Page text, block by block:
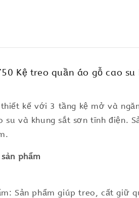
Kệ treo quần áo gỗ cao
kế với 3 tầng kệ mở và
và khung sắt sơn tĩnh điện.
phẩm
Sản phẩm giúp treo, cất giữ